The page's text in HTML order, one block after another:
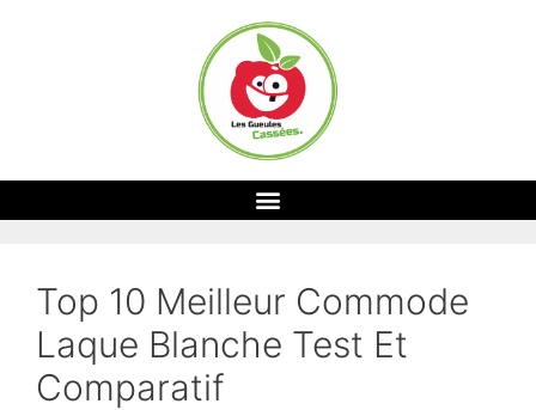
Top 10 Meilleur Commode
Laque Blanche Test Et
Comparatif